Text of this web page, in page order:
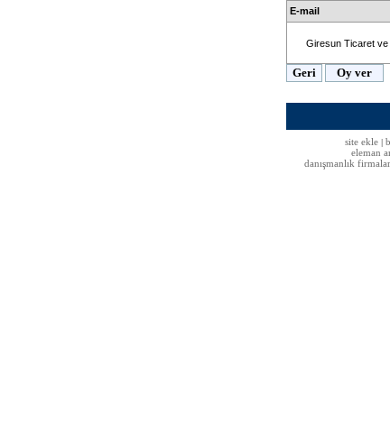
E-mail
Giresun Ticaret
site ekle|
eleman
danışmanlık